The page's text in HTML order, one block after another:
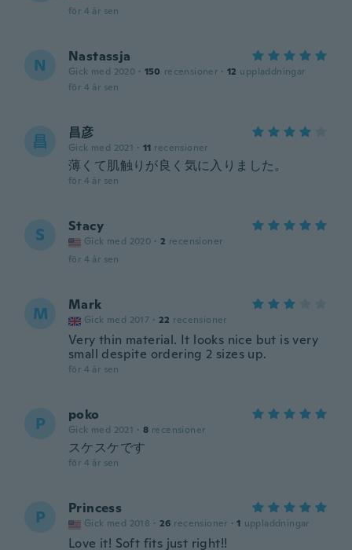
för 4 år sen
N Nastassja
Gick med 2020 · 150 recensioner · 12 uppladdningar
för 4 år sen
昌 昌彦
Gick med 2021 · 11 recensioner
薄くて肌触りが良く気に入りました。
för 4 år sen
S Stacy
Gick med 2020 · 2 recensioner
för 4 år sen
M Mark
Gick med 2017 · 22 recensioner
Very thin material. It looks nice but is very
small despite ordering 2 sizes up.
för 4 år sen
P poko
Gick med 2021 · 8 recensioner
スケスケです
för 4 år sen
P Princess
Gick med 2018 · 26 recensioner · 1 uppladdningar
Love it! Soft fits just right!!